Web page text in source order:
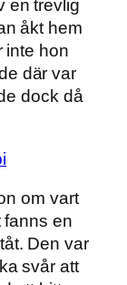
en trevlig
åkt hem
inte hon
där var
dock då
om vart
fanns en
Den var
svår att